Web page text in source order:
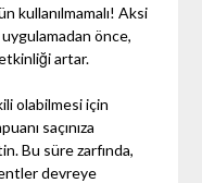
kullanılmamalı! Aksi
uygulamadan önce,
artar.
olabilmesi için
saçınıza
Bu süre zarfında,
devreye